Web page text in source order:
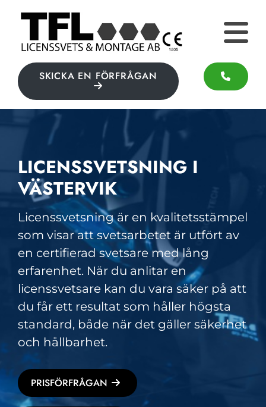
SKICKA EN FÖRFRÅGAN
LICENSSVETSNING I
VÄSTERVIK
Licenssvetsning är en kvalitetsstämpel
som visar att svetsarbetet är utfört av
en certifierad svetsare med lång
erfarenhet. När du anlitar en
licenssvetsare kan du vara säker på att
du får ett resultat som håller högsta
standard, både när det gäller säkerhet
och hållbarhet.
PRISFÖRFRÅGAN